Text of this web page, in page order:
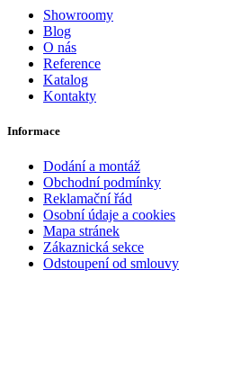
Showroomy
Blog
O nás
Reference
Katalog
Kontakty
Informace
Dodání a montáž
Obchodní podmínky
Reklamační řád
Osobní údaje a cookies
Mapa stránek
Zákaznická sekce
Odstoupení od smlouvy